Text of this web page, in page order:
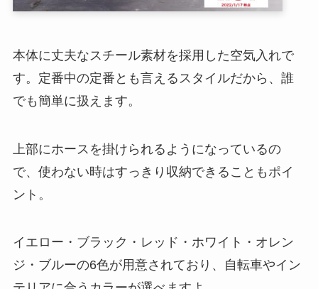
本体に丈夫なスチール素材を採用した空気入れで
す。定番中の定番とも言えるスタイルだから、誰
でも簡単に扱えます。
上部にホースを掛けられるようになっているの
で、使わない時はすっきり収納できることもポイ
ント。
イエロー・ブラック・レッド・ホワイト・オレン
ジ・ブルーの6色が用意されており、自転車やイン